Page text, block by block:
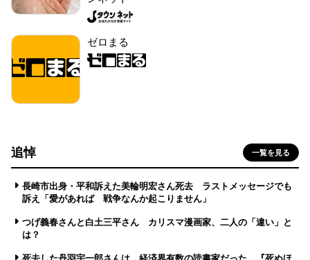
ゼロまる
追悼 一覧を見る
長崎市出身・平和訴えた美輪明宏さん死去 ラストメッセージでも
訴え「愛があれば 戦争なんか起こりません」
つげ義春さんと白土三平さん カリスマ漫画家、二人の「違い」と
は？